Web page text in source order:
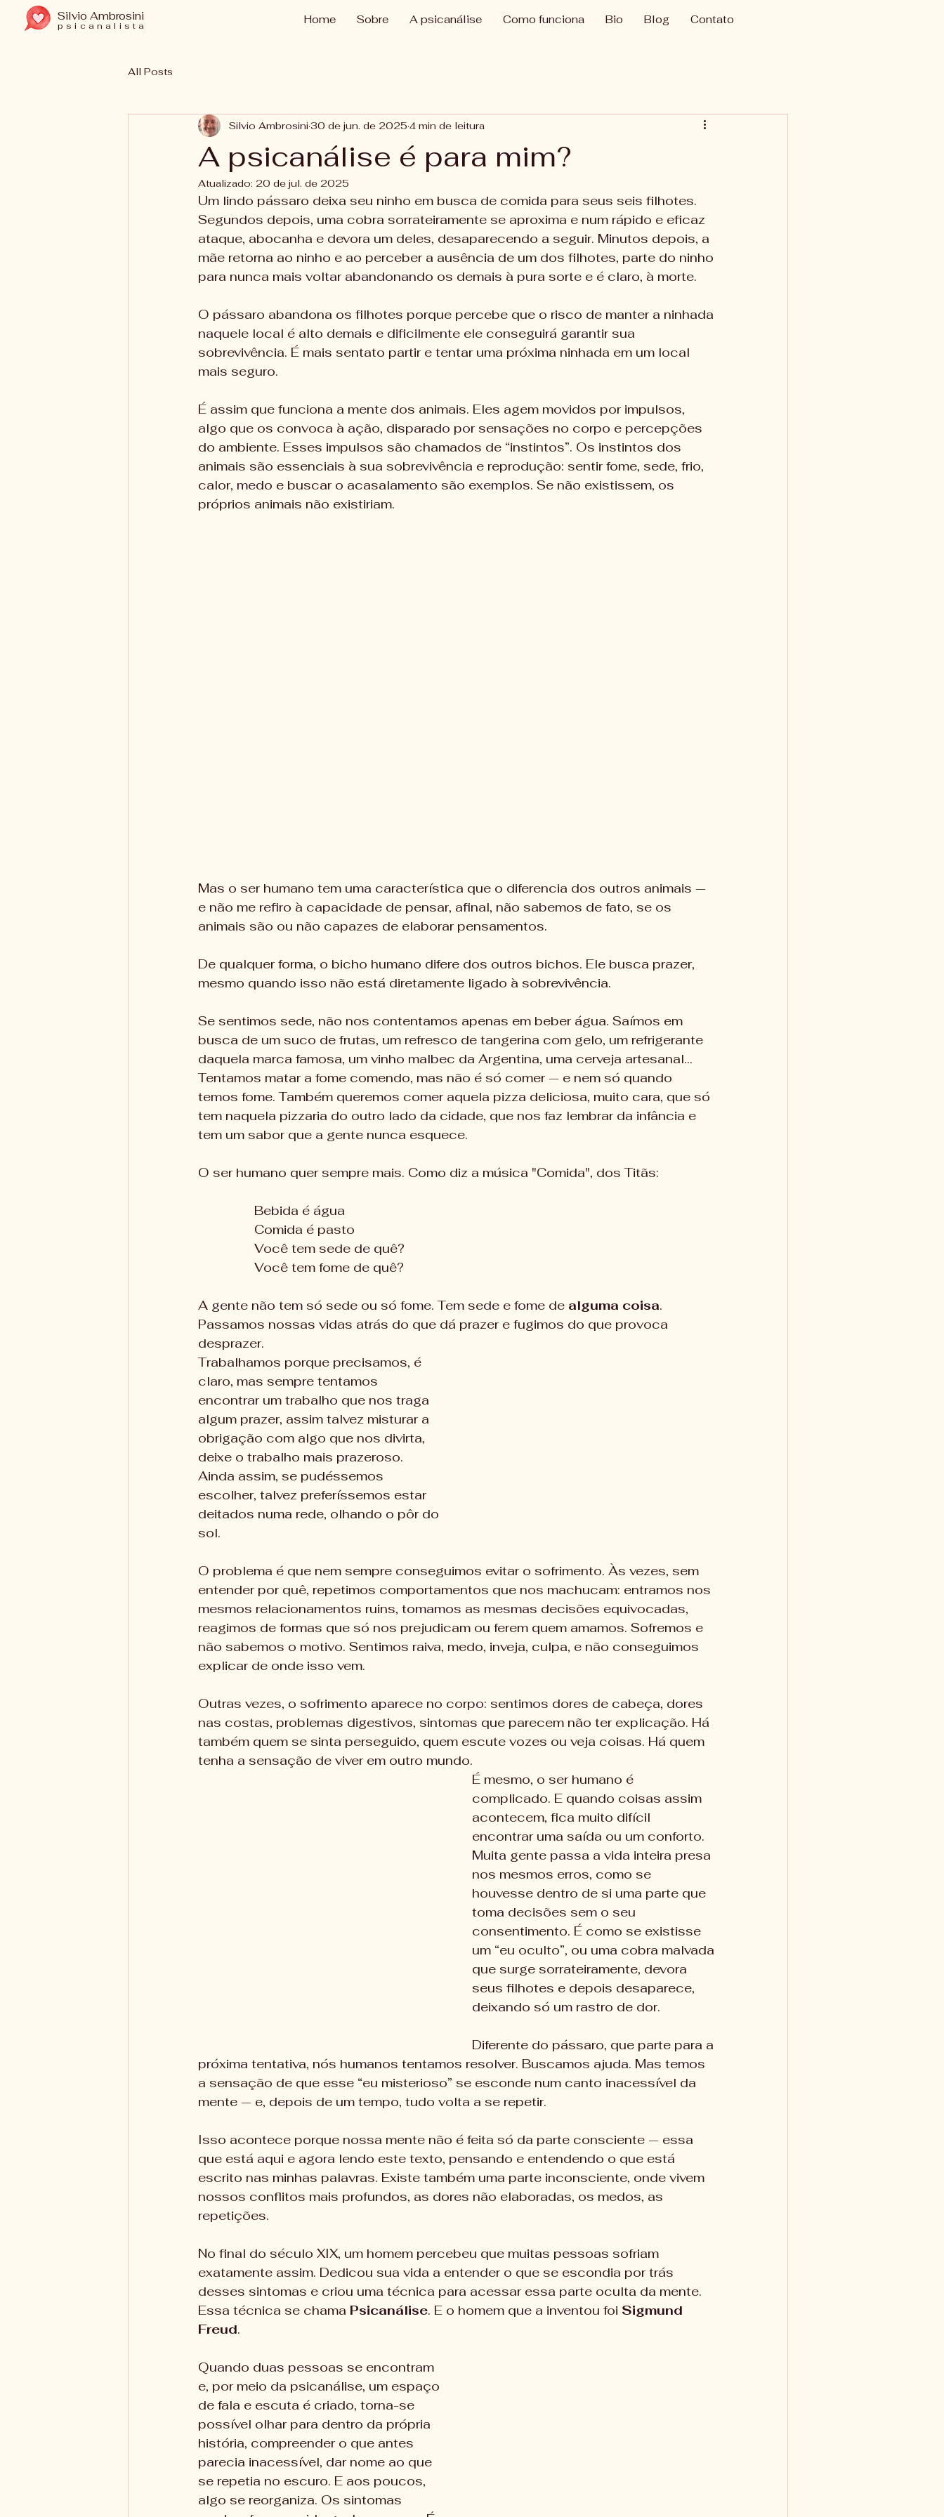
Silvio Ambrosini
psicanalista Home Sobre A psicanálise Como funciona Bio Blog Contato
All Posts
A psicanálise é para mim?
Silvio Ambrosini 30 de jun. de 2025 4 min de leitura
Atualizado: 20 de jul. de 2025
Um lindo pássaro deixa seu ninho em busca de comida para seus seis filhotes.
Segundos depois, uma cobra sorrateiramente se aproxima e num rápido e eficaz
ataque, abocanha e devora um deles, desaparecendo a seguir. Minutos depois, a
mãe retorna ao ninho e ao perceber a ausência de um dos filhotes, parte do ninho
para nunca mais voltar abandonando os demais à pura sorte e é claro, à morte.
O pássaro abandona os filhotes porque percebe que o risco de manter a ninhada
naquele local é alto demais e dificilmente ele conseguirá garantir sua
sobrevivência. É mais sentato partir e tentar uma próxima ninhada em um local
mais seguro.
É assim que funciona a mente dos animais. Eles agem movidos por impulsos,
algo que os convoca à ação, disparado por sensações no corpo e percepções
do ambiente. Esses impulsos são chamados de “instintos”. Os instintos dos
animais são essenciais à sua sobrevivência e reprodução: sentir fome, sede, frio,
calor, medo e buscar o acasalamento são exemplos. Se não existissem, os
próprios animais não existiriam.
Mas o ser humano tem uma característica que o diferencia dos outros animais —
e não me refiro à capacidade de pensar, afinal, não sabemos de fato, se os
animais são ou não capazes de elaborar pensamentos.
De qualquer forma, o bicho humano difere dos outros bichos. Ele busca prazer,
mesmo quando isso não está diretamente ligado à sobrevivência.
Se sentimos sede, não nos contentamos apenas em beber água. Saímos em
busca de um suco de frutas, um refresco de tangerina com gelo, um refrigerante
daquela marca famosa, um vinho malbec da Argentina, uma cerveja artesanal…
Tentamos matar a fome comendo, mas não é só comer — e nem só quando
temos fome. Também queremos comer aquela pizza deliciosa, muito cara, que só
tem naquela pizzaria do outro lado da cidade, que nos faz lembrar da infância e
tem um sabor que a gente nunca esquece.
O ser humano quer sempre mais. Como diz a música "Comida", dos Titãs:
Bebida é água
Comida é pasto
Você tem sede de quê?
Você tem fome de quê?
A gente não tem só sede ou só fome. Tem sede e fome de alguma coisa.
Passamos nossas vidas atrás do que dá prazer e fugimos do que provoca
desprazer.
Trabalhamos porque precisamos, é
claro, mas sempre tentamos
encontrar um trabalho que nos traga
algum prazer, assim talvez misturar a
obrigação com algo que nos divirta,
deixe o trabalho mais prazeroso.
Ainda assim, se pudéssemos
escolher, talvez preferíssemos estar
deitados numa rede, olhando o pôr do
sol.
O problema é que nem sempre conseguimos evitar o sofrimento. Às vezes, sem
entender por quê, repetimos comportamentos que nos machucam: entramos nos
mesmos relacionamentos ruins, tomamos as mesmas decisões equivocadas,
reagimos de formas que só nos prejudicam ou ferem quem amamos. Sofremos e
não sabemos o motivo. Sentimos raiva, medo, inveja, culpa, e não conseguimos
explicar de onde isso vem.
Outras vezes, o sofrimento aparece no corpo: sentimos dores de cabeça, dores
nas costas, problemas digestivos, sintomas que parecem não ter explicação. Há
também quem se sinta perseguido, quem escute vozes ou veja coisas. Há quem
tenha a sensação de viver em outro mundo.
É mesmo, o ser humano é
complicado. E quando coisas assim
acontecem, fica muito difícil
encontrar uma saída ou um conforto.
Muita gente passa a vida inteira presa
nos mesmos erros, como se
houvesse dentro de si uma parte que
toma decisões sem o seu
consentimento. É como se existisse
um “eu oculto”, ou uma cobra malvada
que surge sorrateiramente, devora
seus filhotes e depois desaparece,
deixando só um rastro de dor.
Diferente do pássaro, que parte para a
próxima tentativa, nós humanos tentamos resolver. Buscamos ajuda. Mas temos
a sensação de que esse “eu misterioso” se esconde num canto inacessível da
mente — e, depois de um tempo, tudo volta a se repetir.
Isso acontece porque nossa mente não é feita só da parte consciente — essa
que está aqui e agora lendo este texto, pensando e entendendo o que está
escrito nas minhas palavras. Existe também uma parte inconsciente, onde vivem
nossos conflitos mais profundos, as dores não elaboradas, os medos, as
repetições.
No final do século XIX, um homem percebeu que muitas pessoas sofriam
exatamente assim. Dedicou sua vida a entender o que se escondia por trás
desses sintomas e criou uma técnica para acessar essa parte oculta da mente.
Essa técnica se chama Psicanálise. E o homem que a inventou foi Sigmund
Freud.
Quando duas pessoas se encontram
e, por meio da psicanálise, um espaço
de fala e escuta é criado, torna-se
possível olhar para dentro da própria
história, compreender o que antes
parecia inacessível, dar nome ao que
se repetia no escuro. E aos poucos,
algo se reorganiza. Os sintomas